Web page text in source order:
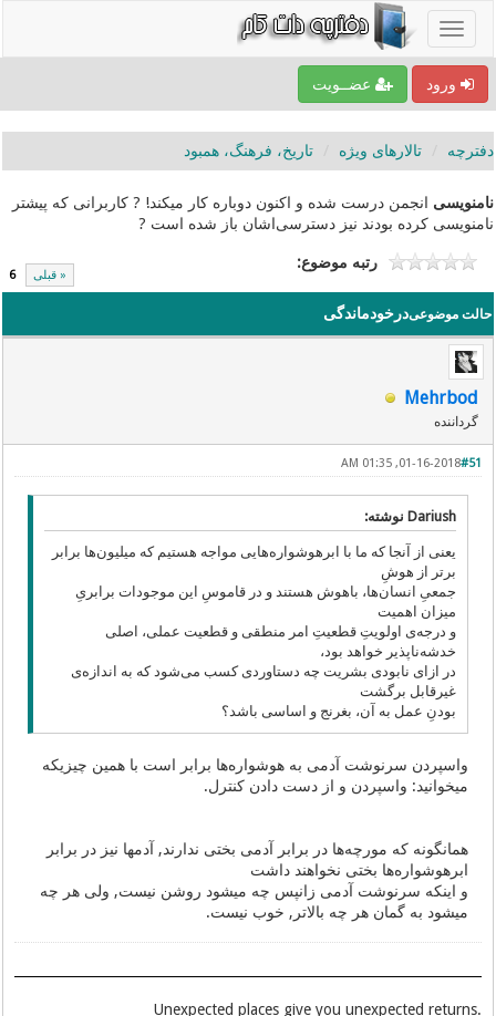
ورود عضــویت
دفترچه تالارهای ویژه تاریخ، فرهنگ، همبود
نامنویسی انجمن درست شده و اکنون دوباره کار میکند! ? کاربرانی که پیشتر
نامنویسی کرده بودند نیز دسترسی‌اشان باز شده است ?
« قبلی 6
رتبه موضوع:
حالت موضوعیدرخودماندگی
Mehrbod
گرداننده
#51
01-16-2018, 01:35 AM
Dariush نوشته:
یعنی از آنجا که ما با ابرهوشواره‌هایی مواجه هستیم که میلیون‌ها برابر
برتر از هوشِ
جمعیِ انسان‌ها، باهوش هستند و در قاموسِ این موجودات برابریِ
میزان اهمیت
و درجه‌ی اولویتِ قطعیتِ امر منطقی و قطعیت عملی، اصلی
خدشه‌ناپذیر خواهد بود،
در ازای نابودی بشریت چه دستاوردی کسب می‌شود که به اندازه‌ی
غیرقابل برگشت
بودنِ عمل به آن، بغرنج و اساسی باشد؟
واسپردن سرنوشت آدمی به هوشواره‌ها برابر است با همین چیزیکه
میخوانید: واسپردن و از دست دادن کنترل.
همانگونه که مورچه‌ها در برابر آدمی بختی ندارند, آدمها نیز در برابر
ابرهوشواره‌ها بختی نخواهند داشت
و اینکه سرنوشت آدمی زانپس چه میشود روشن نیست, ولی هر چه
میشود به گمان هر چه بالاتر, خوب نیست.
.Unexpected places give you unexpected returns